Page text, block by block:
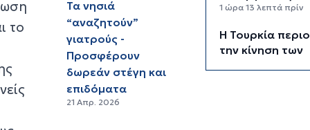
το
Τα νησιά
“αναζητούν”
γιατρούς -
Προσφέρουν
δωρεάν στέγη και
επιδόματα
21 Απρ. 2026
1 ώρα 13 λεπτά πρίν
Η Τουρκία
την κίνηση των